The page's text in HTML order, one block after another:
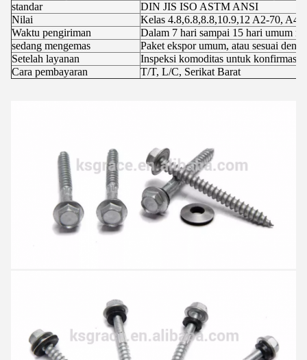
standar
DIN JIS ISO ASTM ANSI
Nilai
Kelas 4.8,6.8,8.8,10.9,12 A2-70, A4-
Waktu pengiriman
Dalam 7 hari sampai 15 hari umum
sedang mengemas
Paket ekspor umum, atau sesuai
Setelah layanan
Inspeksi komoditas untuk konfirmasi
Cara pembayaran
T/T, L/C, Serikat Barat